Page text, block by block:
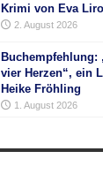
Krimi von Eva
2. August 2026
Buchempfehlung:
vier Herzen“, ein
Heike Fröhling
1. August 2026